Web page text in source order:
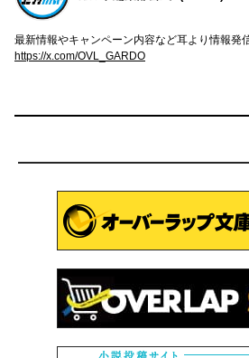
最新情報やキャンペーン内容など耳より情報発
https://x.com/OVL_GARDO